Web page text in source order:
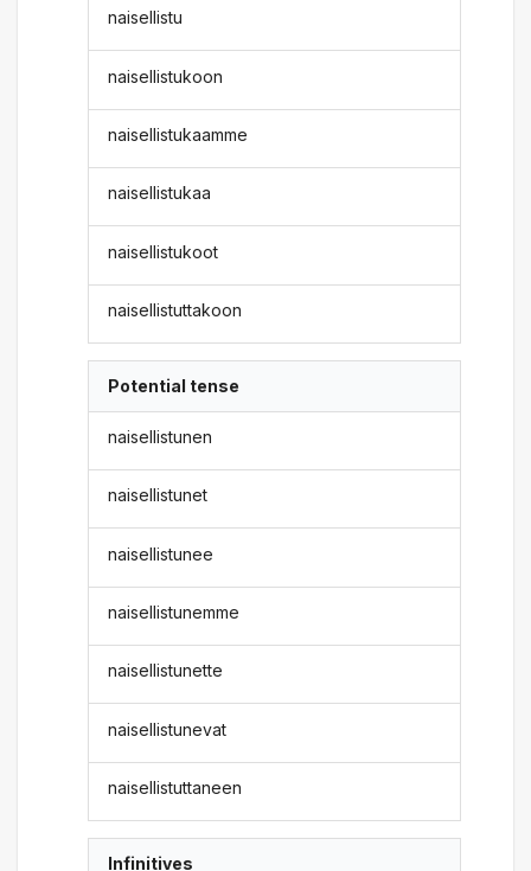
naisellistu
naisellistukoon
naisellistukaamme
naisellistukaa
naisellistukoot
naisellistuttakoon
Potential tense
naisellistunen
naisellistunet
naisellistunee
naisellistunemme
naisellistunette
naisellistunevat
naisellistuttaneen
Infinitives